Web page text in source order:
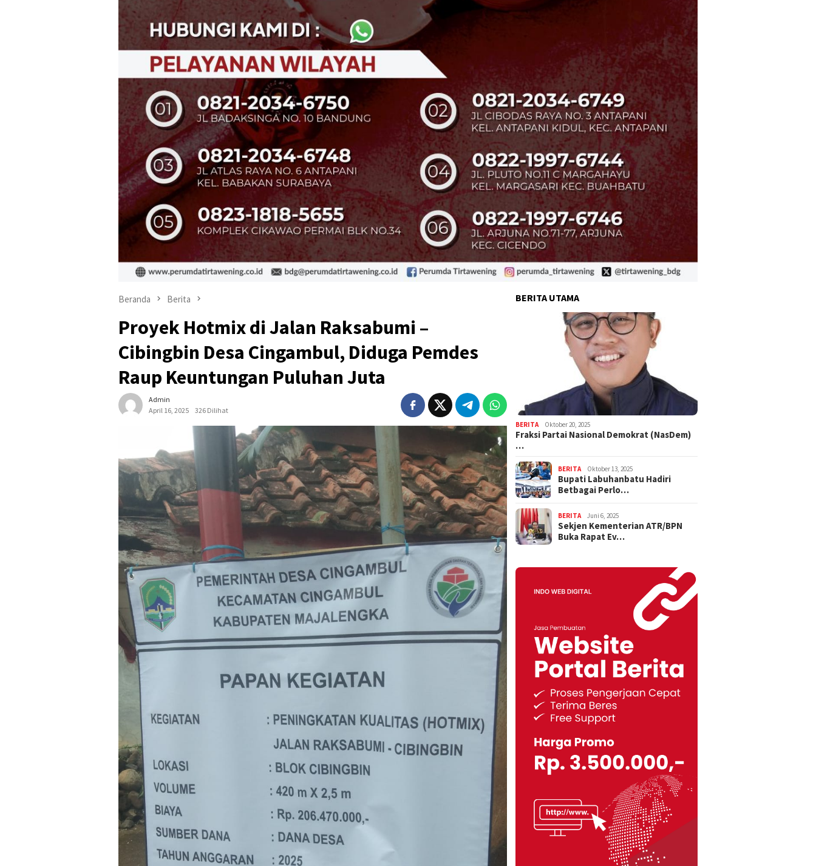
Beranda Berita
Proyek Hotmix di Jalan Raksabumi –
Cibingbin Desa Cingambul, Diduga Pemdes
Raup Keuntungan Puluhan Juta
Admin
April 16, 2025
326 Dilihat
BERITA UTAMA
BERITA Oktober 20, 2025
Fraksi Partai Nasional Demokrat (NasDem)
…
BERITA Oktober 13, 2025
Bupati Labuhanbatu Hadiri
Betbagai Perlo…
BERITA Juni 6, 2025
Sekjen Kementerian ATR/BPN
Buka Rapat Ev…